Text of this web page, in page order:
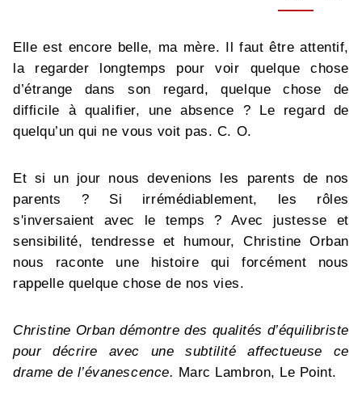
Elle est encore belle, ma mère. Il faut être attentif,
la regarder longtemps pour voir quelque chose
d’étrange dans son regard, quelque chose de
difficile à qualifier, une absence ? Le regard de
quelqu’un qui ne vous voit pas. C. O.
Et si un jour nous devenions les parents de nos
parents ? Si irrémédiablement, les rôles
s'inversaient avec le temps ? Avec justesse et
sensibilité, tendresse et humour, Christine Orban
nous raconte une histoire qui forcément nous
rappelle quelque chose de nos vies.
Christine Orban démontre des qualités d’équilibriste
pour décrire avec une subtilité affectueuse ce
drame de l’évanescence. Marc Lambron, Le Point.